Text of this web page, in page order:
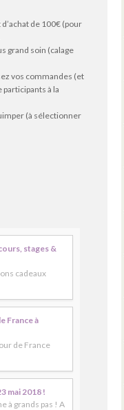
de 100€ (pour
grand soin (calage
vos commandes (et
à la
(à sélectionner
stages &
cadeaux
France à
de France
mai 2018 !
à grands pas ! A